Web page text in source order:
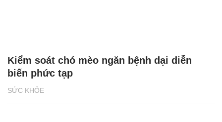
SỨC KHỎE
Kiểm soát chó mèo ngăn bệnh dại diễn
biến phức tạp